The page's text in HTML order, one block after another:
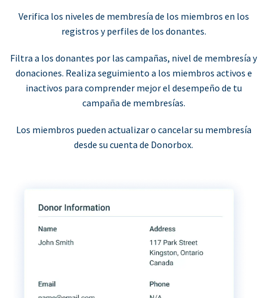
Verifica los niveles de membresía de los miembros en los
registros y perfiles de los donantes.
Filtra a los donantes por las campañas, nivel de membresía y
donaciones. Realiza seguimiento a los miembros activos e
inactivos para comprender mejor el desempeño de tu
campaña de membresías.
Los miembros pueden actualizar o cancelar su membresía
desde su cuenta de Donorbox.